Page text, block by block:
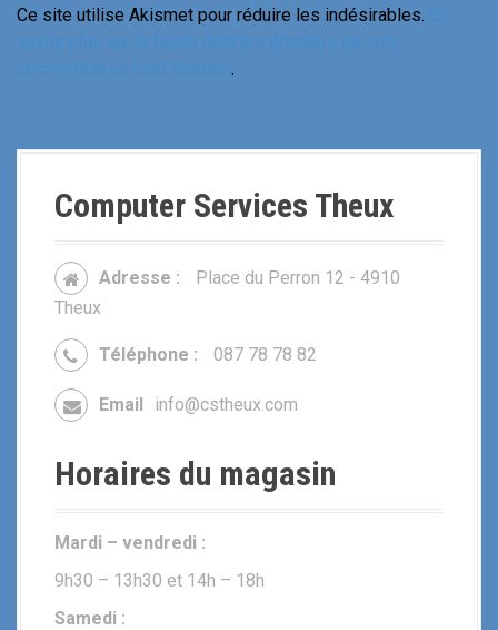
Ce site utilise Akismet pour réduire les indésirables.
.
Computer Services Theux
Adresse :
Place du Perron 12 - 4910
Theux
Téléphone : 087 78 78 82
Email info@cstheux.com
Horaires du magasin
Mardi – vendredi :
9h30 – 13h30 et 14h – 18h
Samedi :